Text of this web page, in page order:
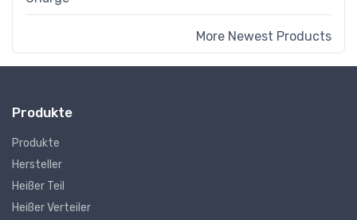
More Newest Products
Produkte
Produkte
Hersteller
Heißer Teil
Heißer Verteiler